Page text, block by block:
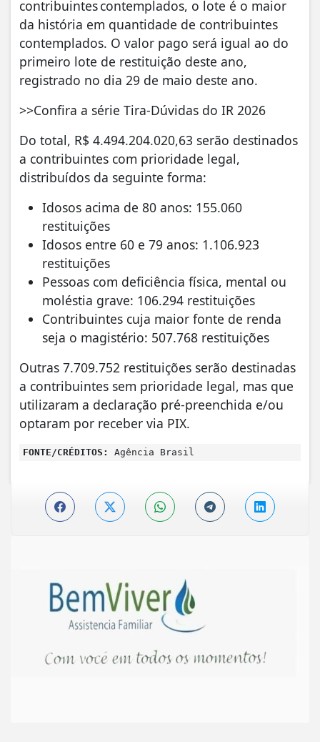
contribuintes contemplados, o lote é o maior
da história em quantidade de contribuintes
contemplados. O valor pago será igual ao do
primeiro lote de restituição deste ano,
registrado no dia 29 de maio deste ano.
>>Confira a série Tira-Dúvidas do IR 2026
Do total, R$ 4.494.204.020,63 serão destinados
a contribuintes com prioridade legal,
distribuídos da seguinte forma:
Idosos acima de 80 anos: 155.060
restituições
Idosos entre 60 e 79 anos: 1.106.923
restituições
Pessoas com deficiência física, mental ou
moléstia grave: 106.294 restituições
Contribuintes cuja maior fonte de renda
seja o magistério: 507.768 restituições
Outras 7.709.752 restituições serão destinadas
a contribuintes sem prioridade legal, mas que
utilizaram a declaração pré-preenchida e/ou
optaram por receber via PIX.
FONTE/CRÉDITOS: Agência Brasil